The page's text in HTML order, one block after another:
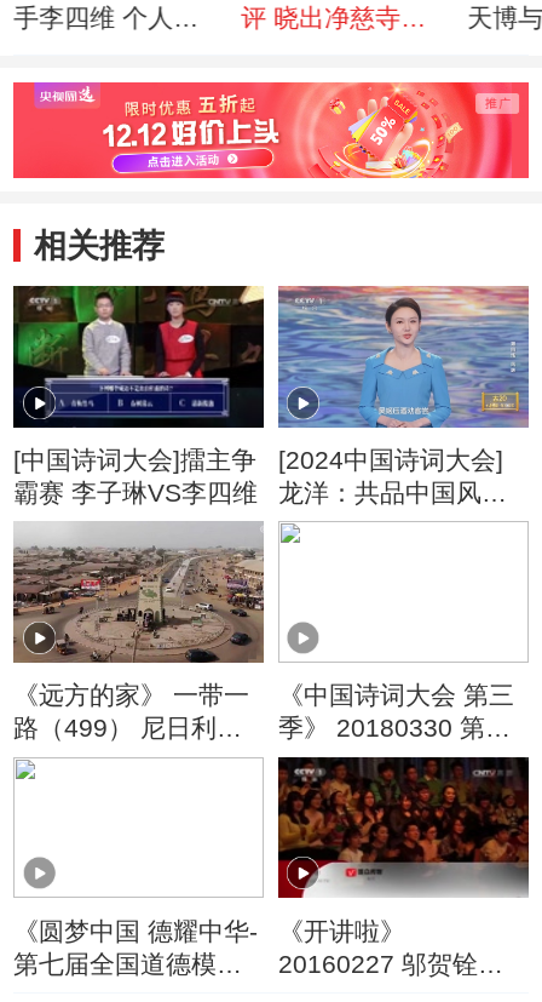
手李四维 个人小
评 晓出净慈寺送
天博
相关推荐
[中国诗词大会]擂主争
霸赛 李子琳VS李四维
[2024中国诗词大会]
龙洋：共品中国风，
同赏中国味
《远方的家》 一带一
路（499） 尼日利亚
尼日尔州见闻
《中国诗词大会 第三
季》 20180330 第八
场
《圆梦中国 德耀中华-
第七届全国道德模范
《开讲啦》
20160227 邬贺铨：